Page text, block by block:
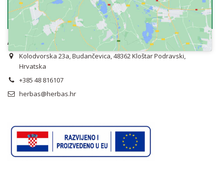
Adresa
Kolodvorska 23a, Budančevica, 48362 Kloštar Podravski,
Hrvatska
+385 48 816107
herbas@herbas.hr